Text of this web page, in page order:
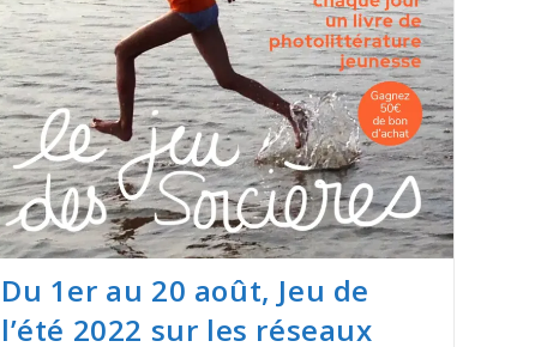
Du 1er au 20 août, Jeu de
l’été 2022 sur les réseaux